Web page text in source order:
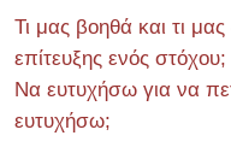
Τι μας βοηθά και τι
επίτευξης ενός στόχου;
Να ευτυχήσω για να
ευτυχήσω;